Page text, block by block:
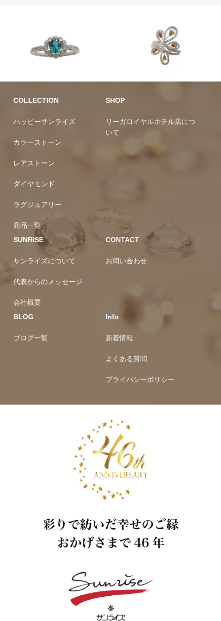
ダイヤモンド
COLLECTION
ハッピーサンライズ
カラーストーン
レアストーン
ダイヤモンド
ラグジュアリー
商品一覧
SHOP
リーガロイヤルホテル店につ
いて
SUNRISE
サンライズについて
代表からのメッセージ
会社概要
CONTACT
お問い合わせ
BLOG
ブログ一覧
Info
新着情報
よくある質問
プライバシーポリシー